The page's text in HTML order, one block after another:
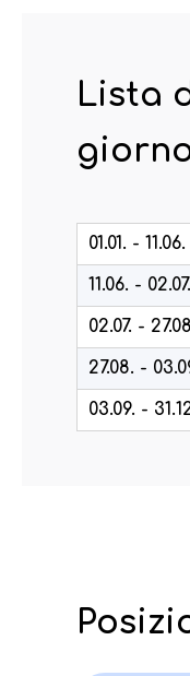
Lista
01.01. - 11.06.
11.06. - 02.07.
02.07. -
27.08. -
03.09. -